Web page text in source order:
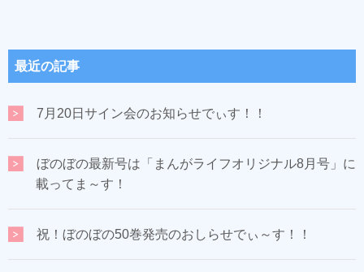
最近の記事
7月20日サイン会のお知らせでぃす！！
ぼのぼの最新号は「まんがライフオリジナル8月号」に
載ってま～す！
祝！ぼのぼの50巻発売のおしらせでぃ～す！！